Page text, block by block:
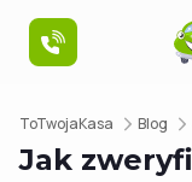
Szkoda na
ToTwojaKasa Blog
Jak